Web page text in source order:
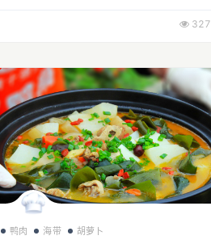
壁，营养丰富，促进人们对维生素和钙的吸327
鸭肉 海带 胡萝卜